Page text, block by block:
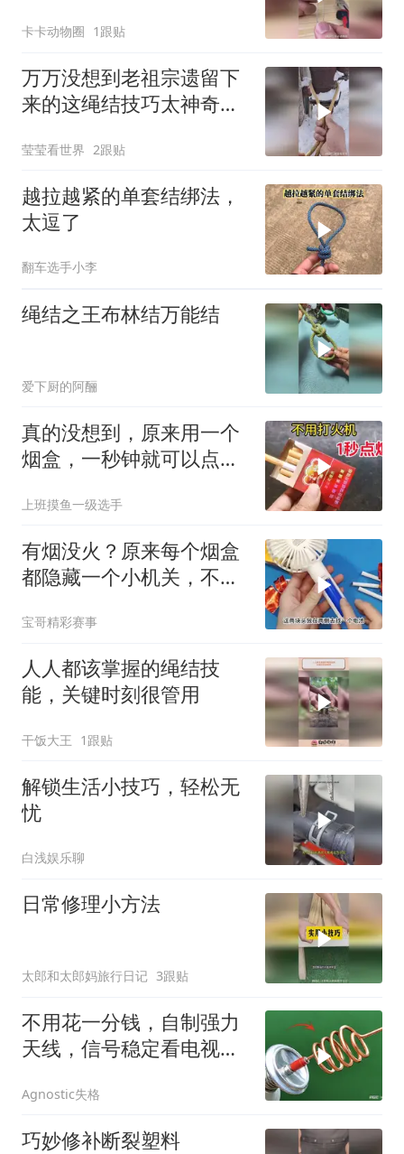
卡卡动物圈 1跟贴
万万没想到老祖宗遗留下
来的这绳结技巧太神奇！
一下！
莹莹看世界 2跟贴
越拉越紧的单套结绑法，
太逗了
翻车选手小李
绳结之王布林结万能结
爱下厨的阿酾
真的没想到，原来用一个
烟盒，一秒钟就可以点
上班摸鱼一级选手
有烟没火？原来每个烟盒
都隐藏一个小机关，不用
宝哥精彩赛事
人人都该掌握的绳结技
能，关键时刻很管用
干饭大王 1跟贴
解锁生活小技巧，轻松无
忧
白浅娱乐聊
日常修理小方法
太郎和太郎妈旅行日记 3跟贴
不用花一分钱，自制强力
天线，信号稳定看电视不
Agnostic失格
巧妙修补断裂塑料